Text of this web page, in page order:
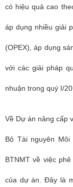
có hiệu quả cao
áp dụng nhiều giải
(OPEX), áp dụng
với các giải pháp
nhuận trong quý I/
Về Dự án nâng cấp
Bộ Tài nguyên
BTNMT về việc
của dự án. Đây là